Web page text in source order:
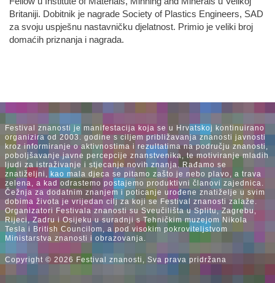
Britaniji. Dobitnik je nagrade Society of Plastics Engineers, SAD
za svoju uspješnu nastavničku djelatnost. Primio je veliki broj
domaćih priznanja i nagrada.
Festival znanosti je manifestacija koja se u Hrvatskoj kontinuirano
organizira od 2003. godine s ciljem približavanja znanosti javnosti
kroz informiranje o aktivnostima i rezultatima na području znanosti,
poboljšavanje javne percepcije znanstvenika, te motiviranje mladih
ljudi za istraživanje i stjecanje novih znanja. Rađamo se
znatiželjni, kao mala djeca se pitamo zašto je nebo plavo, a trava
zelena, a kad odrastemo postajemo produktivni članovi zajednica.
Čežnja za dodatnim znanjem i poticanje urođene znatiželje u svim
dobima života je vrijedan cilj za koji se Festival znanosti zalaže.
Organizatori Festivala znanosti su Sveučilišta u Splitu, Zagrebu,
Rijeci, Zadru i Osijeku u suradnji s Tehničkim muzejom Nikola
Tesla i British Councilom, a pod visokim pokroviteljstvom
Ministarstva znanosti i obrazovanja.
Copyright © 2026 Festival znanosti, Sva prava pridržana